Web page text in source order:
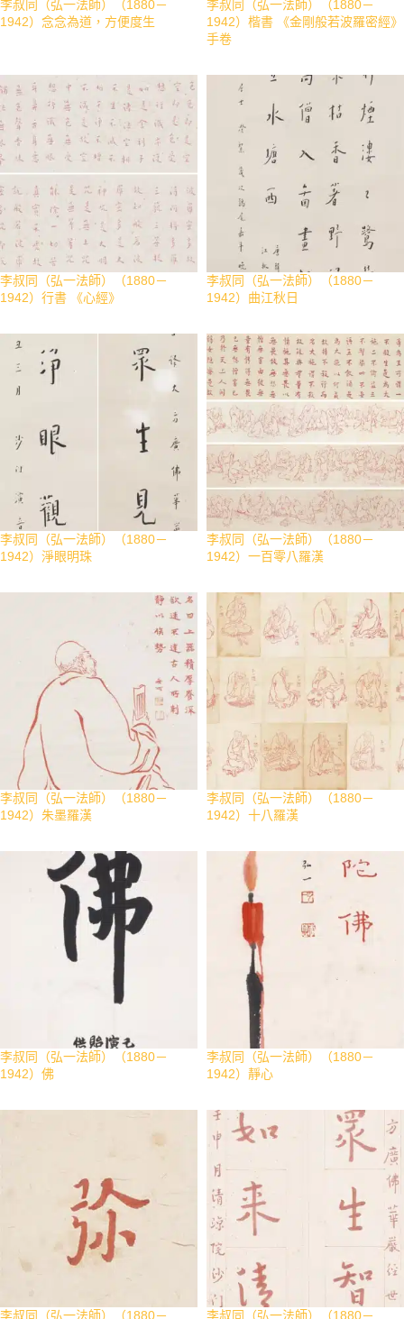
李叔同（弘一法師）（1880－
1942）念念為道，方便度生
李叔同（弘一法師）（1880－
1942）楷書 《金剛般若波羅密經》
手卷
李叔同（弘一法師）（1880－
1942）行書 《心經》
李叔同（弘一法師）（1880－
1942）曲江秋日
李叔同（弘一法師）（1880－
1942）淨眼明珠
李叔同（弘一法師）（1880－
1942）一百零八羅漢
李叔同（弘一法師）（1880－
1942）朱墨羅漢
李叔同（弘一法師）（1880－
1942）十八羅漢
李叔同（弘一法師）（1880－
1942）佛
李叔同（弘一法師）（1880－
1942）靜心
李叔同（弘一法師）（1880－ 李叔同（弘一法師）（1880－